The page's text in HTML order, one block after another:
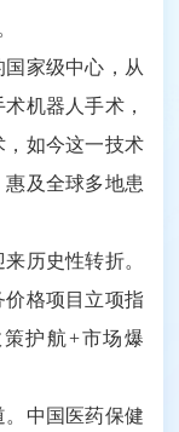
家级中心，从
机器人手术，
，如今这一技术
及全球多地患
历史性转折。
格项目立项指
护航+市场爆
中国医药保健